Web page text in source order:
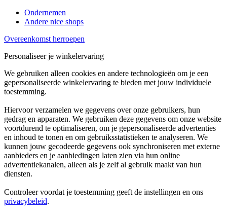
Ondernemen
Andere nice shops
Overeenkomst herroepen
Personaliseer je winkelervaring
We gebruiken alleen cookies en andere technologieën om je een
gepersonaliseerde winkelervaring te bieden met jouw individuele
toestemming.
Hiervoor verzamelen we gegevens over onze gebruikers, hun
gedrag en apparaten. We gebruiken deze gegevens om onze website
voortdurend te optimaliseren, om je gepersonaliseerde advertenties
en inhoud te tonen en om gebruiksstatistieken te analyseren. We
kunnen jouw gecodeerde gegevens ook synchroniseren met externe
aanbieders en je aanbiedingen laten zien via hun online
advertentiekanalen, alleen als je zelf al gebruik maakt van hun
diensten.
Controleer voordat je toestemming geeft de instellingen en ons
privacybeleid.